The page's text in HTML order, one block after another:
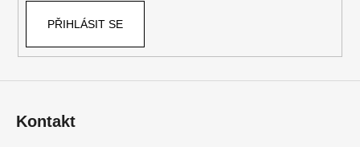
PŘIHLÁSIT SE
Kontakt